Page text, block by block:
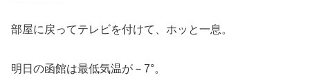
部屋に戻ってテレビを付けて、ホッと一息。
明日の函館は最低気温が－7°。